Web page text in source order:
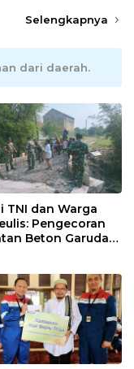
Selengkapnya
dari daerah.
TNI dan Warga
Pengecoran
Beton Garuda